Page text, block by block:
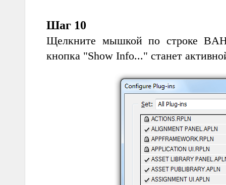
Шаг 10
Щелкните мышкой по строке
кнопка "Show Info..." станет